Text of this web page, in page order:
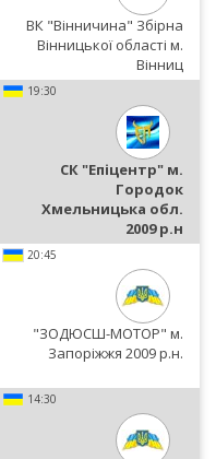
ВК "Вінничина" Збірна
Вінницької області м.
Вінниц
19:30
СК "Епіцентр" м.
Городок
Хмельницька обл.
2009 р.н
20:45
"ЗОДЮСШ-МОТОР" м.
Запоріжжя 2009 р.н.
14:30